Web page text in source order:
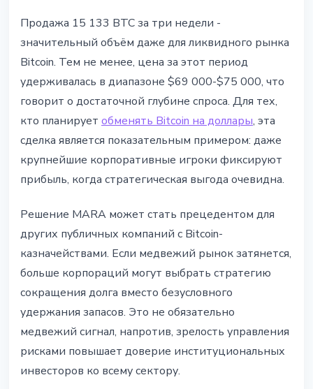
Продажа 15 133 BTC за три недели -
значительный объём даже для ликвидного рынка
Bitcoin. Тем не менее, цена за этот период
удерживалась в диапазоне $69 000-$75 000, что
говорит о достаточной глубине спроса. Для тех,
кто планирует обменять Bitcoin на доллары, эта
сделка является показательным примером: даже
крупнейшие корпоративные игроки фиксируют
прибыль, когда стратегическая выгода очевидна.
Решение MARA может стать прецедентом для
других публичных компаний с Bitcoin-
казначействами. Если медвежий рынок затянется,
больше корпораций могут выбрать стратегию
сокращения долга вместо безусловного
удержания запасов. Это не обязательно
медвежий сигнал, напротив, зрелость управления
рисками повышает доверие институциональных
инвесторов ко всему сектору.